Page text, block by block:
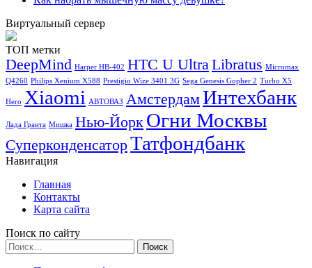
Виртуальный сервер
ТОП метки
DeepMind Harper HB-402 HTC U UltraLibratus Micromax
Q4260 Philips Xenium X588 Prestigio Wize 3401 3G Sega Genesis Gopher 2 Turbo X5
Hero Xiaomi АВТОВАЗ АмстердамИнтехбанк
Лада Гранта Мишка Нью-Йорк Огни Москвы
СуперконденсаторТатфондбанк
Навигация
Главная
Контакты
Карта сайта
Поиск по сайту
Найти: